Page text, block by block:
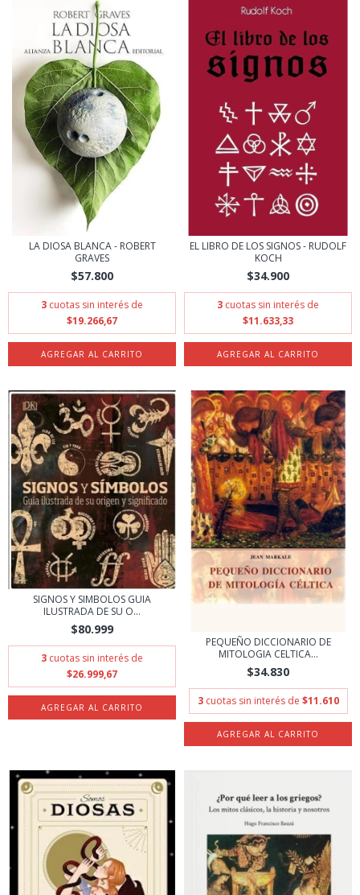
LA DIOSA BLANCA - ROBERT
GRAVES
$57.800
3 cuotas sin interés de
$19.266,67
EL LIBRO DE LOS SIGNOS - RUDOLF
KOCH
$34.900
3 cuotas sin interés de
$11.633,33
SIGNOS Y SIMBOLOS GUIA
ILUSTRADA DE SU O...
$80.999
3 cuotas sin interés de
$26.999,67
PEQUEÑO DICCIONARIO DE
MITOLOGIA CELTICA...
$34.830
3 cuotas sin interés de $11.610